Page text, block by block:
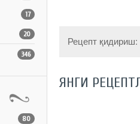
17
20
346
80
Рецепт қидириш:
ЯНГИ